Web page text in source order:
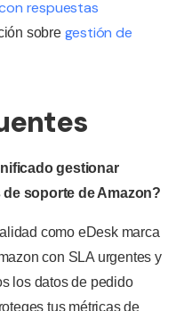
respuestas
sobre gestión de
gestionar
soporte de Amazon?
como eDesk marca
con SLA urgentes y
los datos de pedido
tus métricas de